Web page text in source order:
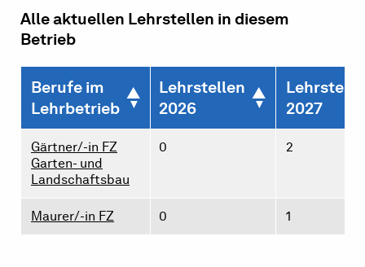
Alle aktuellen Lehrstellen in diesem
Betrieb
Berufe im
Lehrbetrieb
Lehrstellen
2026
2027
Gärtner/-in FZ
Garten- und
Landschaftsbau
0 2
Maurer/-in FZ 0 1